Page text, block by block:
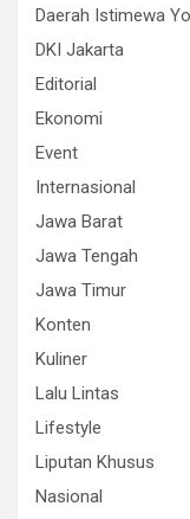
Daerah Istimewa
DKI Jakarta
Editorial
Ekonomi
Event
Internasional
Jawa Barat
Jawa Tengah
Jawa Timur
Konten
Kuliner
Lalu Lintas
Lifestyle
Liputan Khusus
Nasional